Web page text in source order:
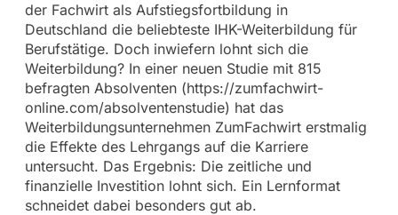
der Fachwirt als Aufstiegsfortbildung in
Deutschland die beliebteste IHK-Weiterbildung für
Berufstätige. Doch inwiefern lohnt sich die
Weiterbildung? In einer neuen Studie mit 815
befragten Absolventen (https://zumfachwirt-
online.com/absolventenstudie) hat das
Weiterbildungsunternehmen ZumFachwirt erstmalig
die Effekte des Lehrgangs auf die Karriere
untersucht. Das Ergebnis: Die zeitliche und
finanzielle Investition lohnt sich. Ein Lernformat
schneidet dabei besonders gut ab.